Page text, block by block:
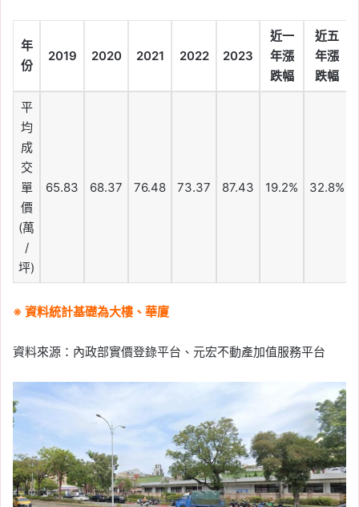
年
份
2019 2020 2021 2022 2023
近一
年漲
跌幅
近五
年漲
跌幅
平
均
成
交
單
價
(萬
/
坪)
65.83 68.37 76.48 73.37 87.43 19.2% 32.8%
※ 資料統計基礎為大樓、華廈
資料來源：內政部實價登錄平台、元宏不動產加值服務平台